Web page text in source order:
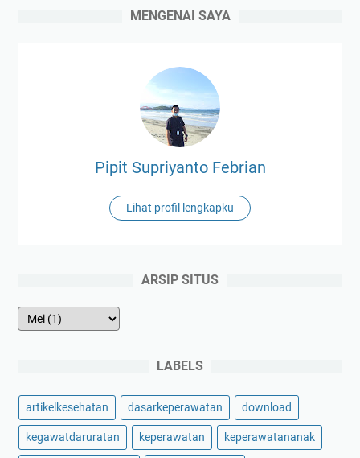
MENGENAI SAYA
Pipit Supriyanto Febrian
Lihat profil lengkapku
ARSIP SITUS
LABELS
artikelkesehatan dasarkeperawatan download
kegawatdaruratan keperawatan keperawatananak